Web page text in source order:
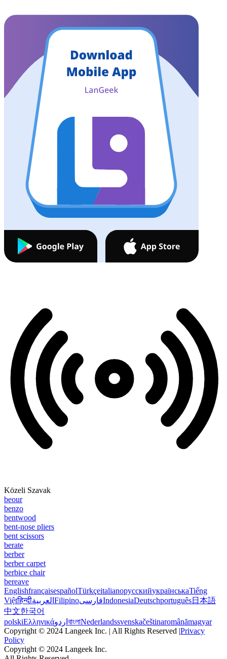
Közeli Szavak
beour
benzo
bentwood
bent-nose pliers
bent scissors
berate
berber
berber carpet
berbice chair
bereave
EnglishfrançaisespañolTürkçeitalianoрусскийукраїнськаTiếng
Việtहिन्दीالعربية FilipinoفارسیIndonesiaDeutschportuguês日本語
中文한국어
polskiΕλληνικάاردو বাংলাNederlandssvenskačeštinaromânămagyar
Copyright © 2024 Langeek Inc. | All Rights Reserved |Privacy
Policy
Copyright © 2024 Langeek Inc.